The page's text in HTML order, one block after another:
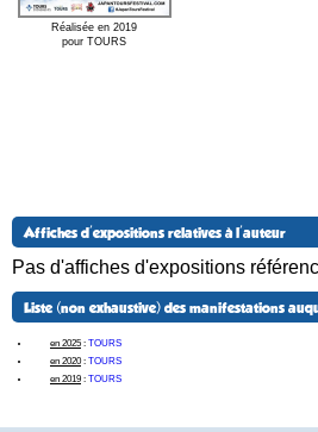
Réalisée en 2019
pour TOURS
Affiches d'expositions relatives à l'auteur
Pas d'affiches d'expositions
Liste (non exhaustive) des manifestations
en 2025 : TOURS
en 2020: TOURS
en 2019 : TOURS